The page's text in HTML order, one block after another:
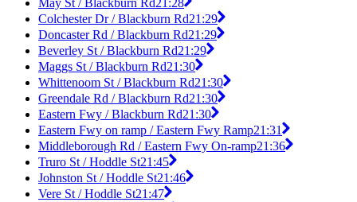
May St / Blackburn Rd21:28
Colchester Dr / Blackburn Rd21:29
Doncaster Rd / Blackburn Rd21:29
Beverley St / Blackburn Rd21:29
Maggs St / Blackburn Rd21:30
Whittenoom St / Blackburn Rd21:30
Greendale Rd / Blackburn Rd21:30
Eastern Fwy / Blackburn Rd21:30
Eastern Fwy on ramp / Eastern Fwy Ramp21:31
Middleborough Rd / Eastern Fwy On-ramp21:36
Truro St / Hoddle St21:45
Johnston St / Hoddle St21:46
Vere St / Hoddle St21:47